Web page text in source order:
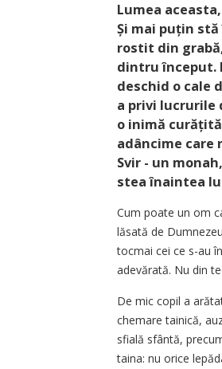
Lumea
Și mai puțin stă
rostit din
dintru început.
deschid o cale
a privi lucrurile
o inimă
adâncime care
Svir - un
stea înaintea
Cum poate un om
lăsată de
tocmai cei ce s-au
adevărată. Nu din
De mic copil a
chemare tainică,
sfială sfântă,
taina: nu orice